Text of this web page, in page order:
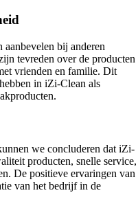
bij anderen
tevreden over de producten
vrienden en familie. Dit
in iZi-Clean als
we concluderen dat iZi-
producten, snelle service,
De positieve ervaringen van
van het bedrijf in de